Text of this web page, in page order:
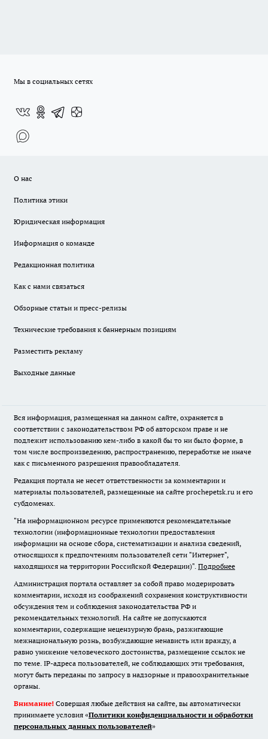
Мы в социальных сетях
О нас
Политика этики
Юридическая информация
Информация о команде
Редакционная политика
Как с нами связаться
Обзорные статьи и пресс-релизы
Технические требования к баннерным позициям
Разместить рекламу
Выходные данные
Вся информация, размещенная на данном сайте, охраняется в
соответствии с законодательством РФ об авторском праве и не
подлежит использованию кем-либо в какой бы то ни было форме, в
том числе воспроизведению, распространению, переработке не иначе
как с письменного разрешения правообладателя.
Редакция портала не несет ответственности за комментарии и
материалы пользователей, размещенные на сайте prochepetsk.ru и его
субдоменах.
"На информационном ресурсе применяются рекомендательные
технологии (информационные технологии предоставления
информации на основе сбора, систематизации и анализа сведений,
относящихся к предпочтениям пользователей сети "Интернет",
находящихся на территории Российской Федерации)". Подробнее
Администрация портала оставляет за собой право модерировать
комментарии, исходя из соображений сохранения конструктивности
обсуждения тем и соблюдения законодательства РФ и
рекомендательных технологий. На сайте не допускаются
комментарии, содержащие нецензурную брань, разжигающие
межнациональную рознь, возбуждающие ненависть или вражду, а
равно унижение человеческого достоинства, размещение ссылок не
по теме. IP-адреса пользователей, не соблюдающих эти требования,
могут быть переданы по запросу в надзорные и правоохранительные
органы.
Внимание! Совершая любые действия на сайте, вы автоматически
принимаете условия «Политики конфиденциальности и обработки
персональных данных пользователей»